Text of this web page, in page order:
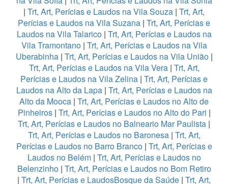
| Trt, Art, Perícias e Laudos na Vila Souza | Trt, Art,
Perícias e Laudos na Vila Suzana | Trt, Art, Perícias e
Laudos na Vila Talarico| Trt, Art, Perícias e Laudos na
Vila Tramontano| Trt, Art, Perícias e Laudos na Vila
Uberabinha| Trt, Art, Perícias e Laudos na Vila União|
Trt, Art, Perícias e Laudos na Vila Vera| Trt, Art,
Perícias e Laudos na Vila Zelina | Trt, Art, Perícias e
Laudos na Alto da Lapa| Trt, Art, Perícias e Laudos na
Alto da Mooca | Trt, Art, Perícias e Laudos no Alto de
Pinheiros| Trt, Art, Perícias e Laudos no Alto do Pari |
Trt, Art, Perícias e Laudos no Balneario Mar Paulista |
Trt, Art, Perícias e Laudos no Baronesa| Trt, Art,
Perícias e Laudos no Barro Branco| Trt, Art, Perícias e
Laudos no Belém| Trt, Art, Perícias e Laudos no
Belenzinho| Trt, Art, Perícias e Laudos no Bom Retiro
| Trt, Art, Perícias e LaudosBosque da Saúde | Trt, Art,